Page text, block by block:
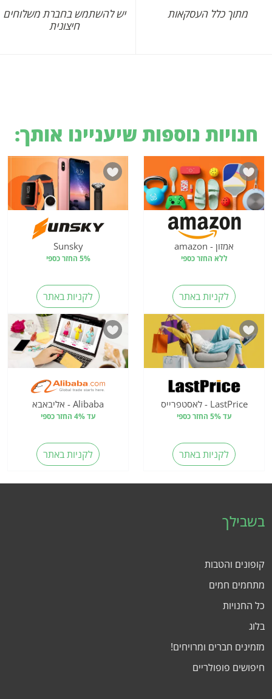
מתוך כלל העסקאות
יש להשתמש בחברת משלוחים
חיצונית
חנויות נוספות שיעניינו אותך:
אמזון - amazon
ללא החזר כספי
לקניות באתר
Sunsky
5% החזר כספי
לקניות באתר
LastPrice - לאסטפרייס
עד 5% החזר כספי
לקניות באתר
Alibaba - אליבאבא
עד 4% החזר כספי
לקניות באתר
בשבילך
קופונים והטבות
מתחמים חמים
כל החנויות
בלוג
מזמינים חברים ומרויחים!
חיפושים פופולריים